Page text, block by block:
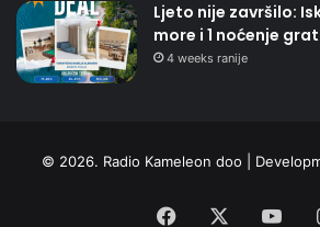
Ljeto nije završilo:
more i 1 noćenje
4 weeks ranije
© 2026. Radio Kameleon doo |
Facebook